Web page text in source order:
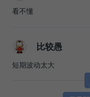
看不懂
比较愚
短期波动太大